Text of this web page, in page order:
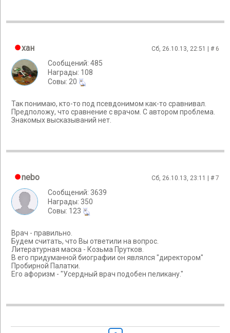
хан Сб, 26.10.13, 22:51 | # 6
Сообщений: 485
Награды: 108
Cовы: 20
Так понимаю, кто-то под псевдонимом как-то сравнивал.
Предположу, что сравнение с врачом. С автором проблема.
Знакомых высказываний нет.
nebo Сб, 26.10.13, 23:11 | #7
Сообщений: 3639
Награды: 350
Cовы: 123
Врач - правильно.
Будем считать, что Вы ответили на вопрос.
Литературная маска - Козьма Прутков.
В его придуманной биографии он являлся "директором"
Пробирной Палатки.
Его афоризм - "Усердный врач подобен пеликану."